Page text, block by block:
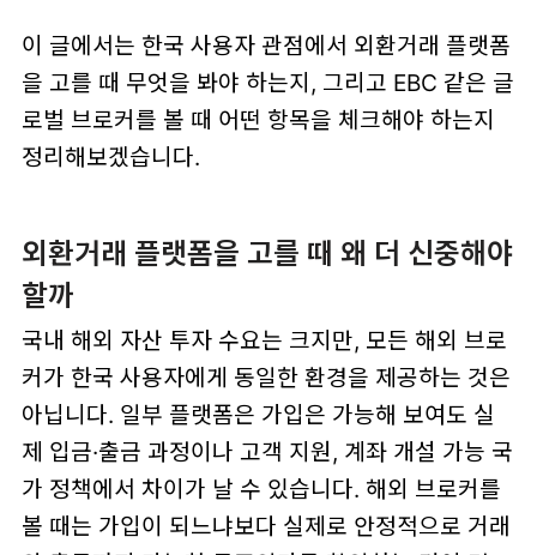
이 글에서는 한국 사용자 관점에서 외환거래 플랫폼
을 고를 때 무엇을 봐야 하는지, 그리고 EBC 같은 글
로벌 브로커를 볼 때 어떤 항목을 체크해야 하는지
정리해보겠습니다.
외환거래 플랫폼을 고를 때 왜 더 신중해야
할까
국내 해외 자산 투자 수요는 크지만, 모든 해외 브로
커가 한국 사용자에게 동일한 환경을 제공하는 것은
아닙니다. 일부 플랫폼은 가입은 가능해 보여도 실
제 입금·출금 과정이나 고객 지원, 계좌 개설 가능 국
가 정책에서 차이가 날 수 있습니다. 해외 브로커를
볼 때는 가입이 되느냐보다 실제로 안정적으로 거래